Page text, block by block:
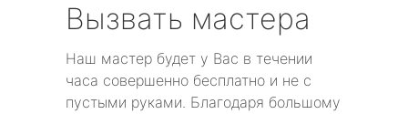
Вызвать мастера
Наш мастер будет у Вас в течении
часа совершенно бесплатно и не с
пустыми руками. Благодаря большому